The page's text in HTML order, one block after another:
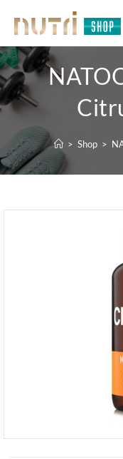
> Shop >